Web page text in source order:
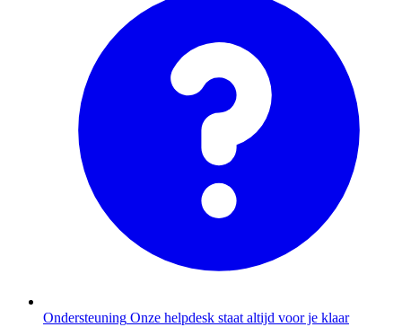
Ondersteuning Onze helpdesk staat altijd voor je klaar